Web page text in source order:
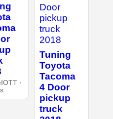
·
Tuning
Toyota
Tacoma
4 Door
pickup
truck